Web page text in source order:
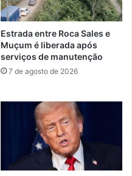
Estrada entre Roca Sales e
Muçum é liberada após
serviços de manutenção
7 de agosto de 2026